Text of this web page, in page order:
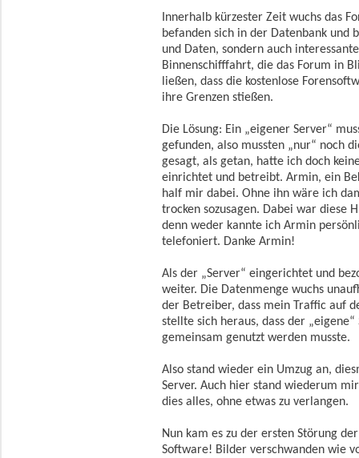
Innerhalb kürzester Zeit wuchs das
befanden sich in der Datenbank und
und Daten, sondern auch
Binnenschifffahrt, die das Forum in
ließen, dass die kostenlose
ihre Grenzen stießen.
Die Lösung: Ein „eigener Server“
gefunden, also mussten „nur“ noch
gesagt, als getan, hatte ich doch
einrichtet und betreibt. Armin, ein
half mir dabei. Ohne ihn wäre ich
trocken sozusagen. Dabei war diese
denn weder kannte ich Armin
telefoniert. Danke Armin!
Als der „Server“ eingerichtet und
weiter. Die Datenmenge wuchs
der Betreiber, dass mein Traffic auf
stellte sich heraus, dass der
gemeinsam genutzt werden musste.
Also stand wieder ein Umzug an,
Server. Auch hier stand wiederum
dies alles, ohne etwas zu verlangen.
Nun kam es zu der ersten Störung
Software! Bilder verschwanden wie